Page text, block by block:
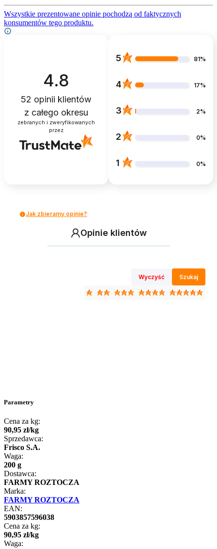
Wszystkie prezentowane opinie pochodzą od faktycznych
konsumentów tego produktu.
4.8
52 opinii klientów
z całego okresu
zebranych i zweryfikowanych
przez
5 81%
4 17%
3 2%
2 0%
1 0%
Jak zbieramy opinie?
Opinie klientów
Wyczyść Szukaj
Parametry
Cena za kg:
90,95 zł/kg
Sprzedawca:
Frisco S.A.
Waga:
200 g
Dostawca:
FARMY ROZTOCZA
Marka:
FARMY ROZTOCZA
EAN:
5903857596038
Cena za kg:
90,95 zł/kg
Waga: